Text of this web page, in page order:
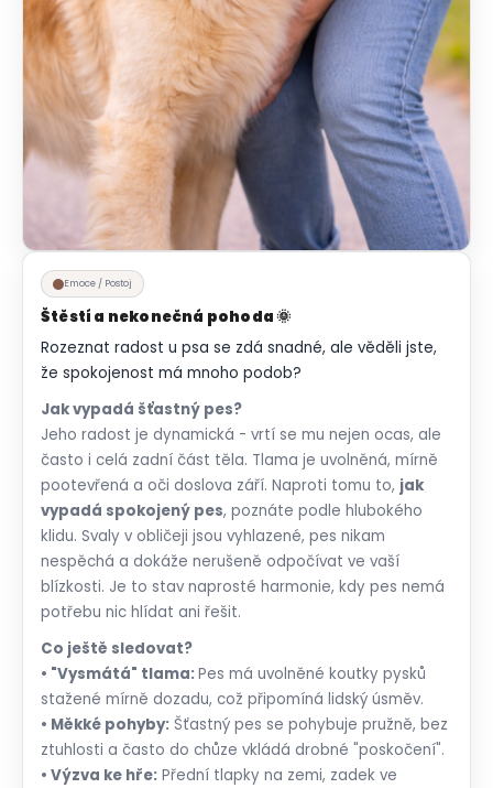
Emoce / Postoj
Štěstí a nekonečná pohoda 🌞
Rozeznat radost u psa se zdá snadné, ale věděli jste,
že spokojenost má mnoho podob?
Jak vypadá šťastný pes?
Jeho radost je dynamická - vrtí se mu nejen ocas, ale
často i celá zadní část těla. Tlama je uvolněná, mírně
pootevřená a oči doslova září. Naproti tomu to, jak
vypadá spokojený pes, poznáte podle hlubokého
klidu. Svaly v obličeji jsou vyhlazené, pes nikam
nespěchá a dokáže nerušeně odpočívat ve vaší
blízkosti. Je to stav naprosté harmonie, kdy pes nemá
potřebu nic hlídat ani řešit.
Co ještě sledovat?
• "Vysmátá" tlama:Pes má uvolněné koutky pysků
stažené mírně dozadu, což připomíná lidský úsměv.
• Měkké pohyby: Šťastný pes se pohybuje pružně, bez
ztuhlosti a často do chůze vkládá drobné "poskočení".
• Výzva ke hře: Přední tlapky na zemi, zadek ve